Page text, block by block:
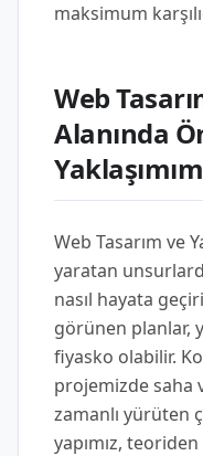
maksimum
Web
Alanında
Web Tasarım ve
yaratan
nasıl hayata
görünen planlar,
fiyasko olabilir.
projemizde saha
zamanlı yürüten
yapımız,